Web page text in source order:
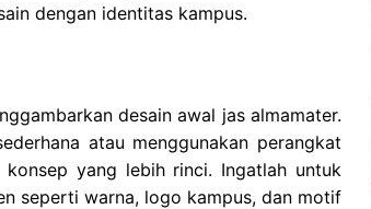
dengan identitas kampus.
desain awal jas almamater.
atau menggunakan perangkat
konsep yang lebih rinci. Ingatlah untuk
seperti warna, logo kampus, dan motif